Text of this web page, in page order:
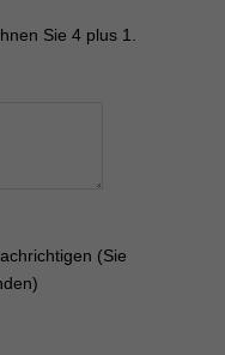
Sie 4 plus 1.
(Sie